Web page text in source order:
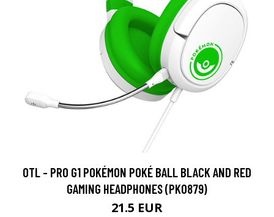
OTL - PRO G1 POKÉMON POKÉ BALL BLACK AND RED
GAMING HEADPHONES (PK0879)
21.5 EUR